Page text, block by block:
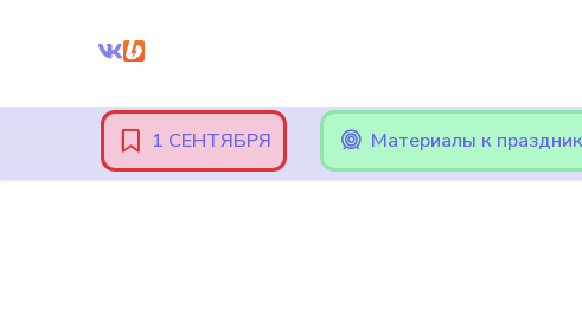
Внимание! При оплате картами Сбербанка, могут возникнуть
1 СЕНТЯБРЯ
Материалы к